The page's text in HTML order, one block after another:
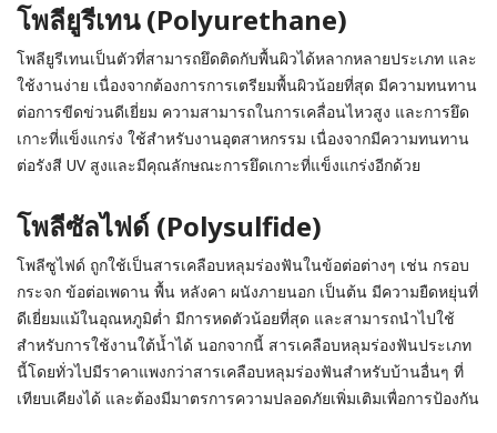
โพลียูรีเทน (Polyurethane)
โพลียูรีเทนเป็นตัวที่สามารถยึดติดกับพื้นผิวได้หลากหลายประเภท และ
ใช้งานง่าย เนื่องจากต้องการการเตรียมพื้นผิวน้อยที่สุด มีความทนทาน
ต่อการขีดข่วนดีเยี่ยม ความสามารถในการเคลื่อนไหวสูง และการยึด
เกาะที่แข็งแกร่ง ใช้สำหรับงานอุตสาหกรรม เนื่องจากมีความทนทาน
ต่อรังสี UV สูงและมีคุณลักษณะการยึดเกาะที่แข็งแกร่งอีกด้วย
โพลีซัลไฟด์ (Polysulfide)
โพลีซูไฟด์ ถูกใช้เป็นสารเคลือบหลุมร่องฟันในข้อต่อต่างๆ เช่น กรอบ
กระจก ข้อต่อเพดาน พื้น หลังคา ผนังภายนอก เป็นต้น มีความยืดหยุ่นที่
ดีเยี่ยมแม้ในอุณหภูมิต่ำ มีการหดตัวน้อยที่สุด และสามารถนำไปใช้
สำหรับการใช้งานใต้น้ำได้ นอกจากนี้ สารเคลือบหลุมร่องฟันประเภท
นี้โดยทั่วไปมีราคาแพงกว่าสารเคลือบหลุมร่องฟันสำหรับบ้านอื่นๆ ที่
เทียบเคียงได้ และต้องมีมาตรการความปลอดภัยเพิ่มเติมเพื่อการป้องกัน